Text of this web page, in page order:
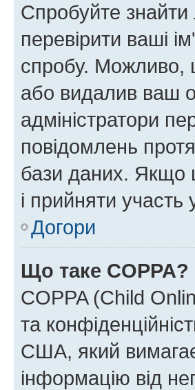
Спробуйте знайти
перевірити ваші
спробу. Можливо,
або видалив ваш
адміністратори
повідомлень
бази даних. Якщо
і прийняти участь
Догори
Що таке COPPA?
COPPA (Child
та
США, який вимагає
інформацію від